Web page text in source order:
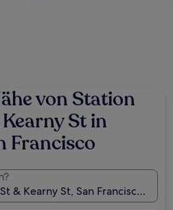
von Station
St in
Francisco
& Kearny St, San Francisco,